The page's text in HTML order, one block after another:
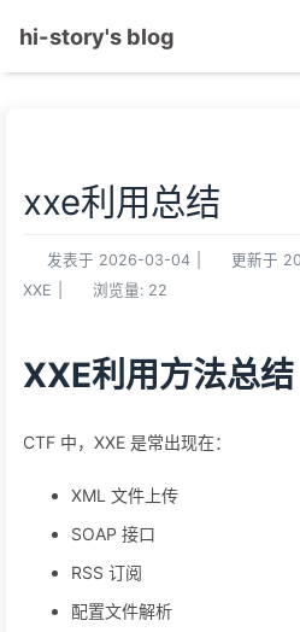
hi-story's blog
xxe利用总结
发表于 2026-03-04 更新于
XXE
浏览量: 22
XXE利用方法总结
CTF 中，XXE 是常出现在：
XML 文件上传
SOAP 接口
RSS 订阅
配置文件解析